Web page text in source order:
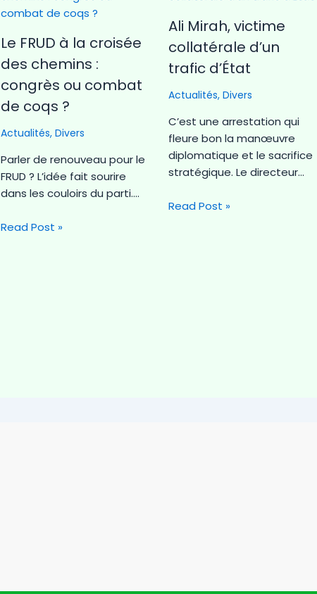
Le FRUD à la croisée
des chemins :
congrès ou combat
de coqs ?
Actualités, Divers
Parler de renouveau pour le
FRUD ? L’idée fait sourire
dans les couloirs du parti.…
Read Post »
Ali Mirah, victime
collatérale d’un
trafic d’État
Actualités, Divers
C’est une arrestation qui
fleure bon la manœuvre
diplomatique et le sacrifice
stratégique. Le directeur…
Read Post »